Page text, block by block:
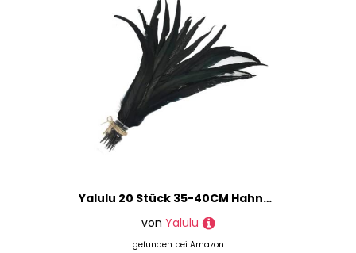
Yalulu 20 Stück 35-40CM Hahnenfedern Natur Dekoration, Größere Natur Feder Hahn Feder Fasan Hahnfeder Federn zum Basteln Kopfschmuck Schmucksfedern DIY (Schwarz)
von Yalulu
gefunden bei Amazon